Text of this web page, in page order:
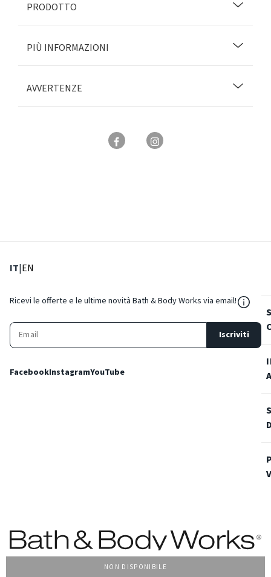
NON DISPONIBILE
PRODOTTO
PIÙ INFORMAZIONI
AVVERTENZE
IT: Lingua corrente
|EN
Ricevi le offerte e le ultime novità Bath & Body Works via email!
Iscriviti
FacebookInstagramYouTube